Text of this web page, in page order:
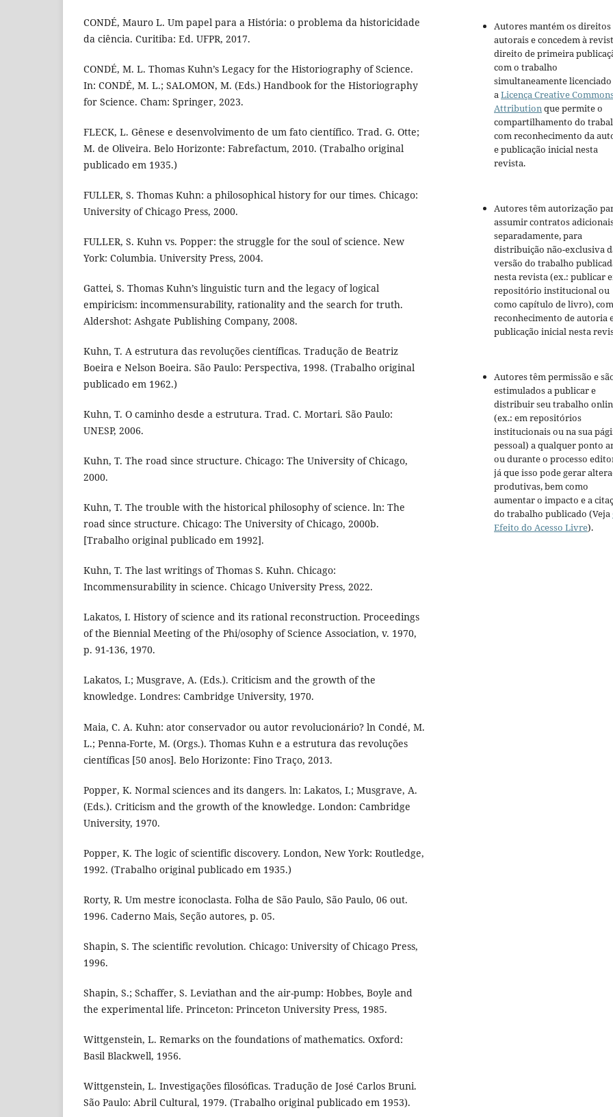
CONDÉ, Mauro L. Um papel para a História: o problema da historicidade
da ciência. Curitiba: Ed. UFPR, 2017.
CONDÉ, M. L. Thomas Kuhn’s Legacy for the Historiography of Science.
In: CONDÉ, M. L.; SALOMON, M. (Eds.) Handbook for the Historiography
for Science. Cham: Springer, 2023.
FLECK, L. Gênese e desenvolvimento de um fato científico. Trad. G. Otte;
M. de Oliveira. Belo Horizonte: Fabrefactum, 2010. (Trabalho original
publicado em 1935.)
FULLER, S. Thomas Kuhn: a philosophical history for our times. Chicago:
University of Chicago Press, 2000.
FULLER, S. Kuhn vs. Popper: the struggle for the soul of science. New
York: Columbia. University Press, 2004.
Gattei, S. Thomas Kuhn’s linguistic turn and the legacy of logical
empiricism: incommensurability, rationality and the search for truth.
Aldershot: Ashgate Publishing Company, 2008.
Kuhn, T. A estrutura das revoluções científicas. Tradução de Beatriz
Boeira e Nelson Boeira. São Paulo: Perspectiva, 1998. (Trabalho original
publicado em 1962.)
Kuhn, T. O caminho desde a estrutura. Trad. C. Mortari. São Paulo:
UNESP, 2006.
Kuhn, T. The road since structure. Chicago: The University of Chicago,
2000.
Kuhn, T. The trouble with the historical philosophy of science. ln: The
road since structure. Chicago: The University of Chicago, 2000b.
[Trabalho original publicado em 1992].
Kuhn, T. The last writings of Thomas S. Kuhn. Chicago:
Incommensurability in science. Chicago University Press, 2022.
Lakatos, I. History of science and its rational reconstruction. Proceedings
of the Biennial Meeting of the Phi/osophy of Science Association, v. 1970,
p. 91-136, 1970.
Lakatos, I.; Musgrave, A. (Eds.). Criticism and the growth of the
knowledge. Londres: Cambridge University, 1970.
Maia, C. A. Kuhn: ator conservador ou autor revolucionário? ln Condé, M.
L.; Penna-Forte, M. (Orgs.). Thomas Kuhn e a estrutura das revoluções
científicas [50 anos]. Belo Horizonte: Fino Traço, 2013.
Popper, K. Normal sciences and its dangers. ln: Lakatos, I.; Musgrave, A.
(Eds.). Criticism and the growth of the knowledge. London: Cambridge
University, 1970.
Popper, K. The logic of scientific discovery. London, New York: Routledge,
1992. (Trabalho original publicado em 1935.)
Rorty, R. Um mestre iconoclasta. Folha de São Paulo, São Paulo, 06 out.
1996. Caderno Mais, Seção autores, p. 05.
Shapin, S. The scientific revolution. Chicago: University of Chicago Press,
1996.
Shapin, S.; Schaffer, S. Leviathan and the air-pump: Hobbes, Boyle and
the experimental life. Princeton: Princeton University Press, 1985.
Wittgenstein, L. Remarks on the foundations of mathematics. Oxford:
Basil Blackwell, 1956.
Wittgenstein, L. Investigações filosóficas. Tradução de José Carlos Bruni.
São Paulo: Abril Cultural, 1979. (Trabalho original publicado em 1953).
Autores mantém os direitos
autorais e concedem à
direito de primeira
com o trabalho
simultaneamente
aLicença Creative
Attributionque permite o
compartilhamento do
com reconhecimento da
e publicação inicial nesta
revista.
Autores têm autorização
assumir contratos
separadamente, para
distribuição não-exclusiva
versão do trabalho
nesta revista (ex.: publicar
repositório institucional ou
como capítulo de livro), com
reconhecimento de autoria
publicação inicial nesta
Autores têm permissão e
estimulados a publicar e
distribuir seu trabalho
(ex.: em repositórios
institucionais ou na sua
pessoal) a qualquer ponto
ou durante o processo
já que isso pode gerar
produtivas, bem como
aumentar o impacto e a
do trabalho publicado (Veja
Efeito do Acesso Livre).